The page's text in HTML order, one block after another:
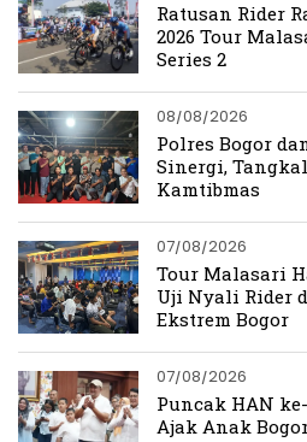
Ratusan Rider
2026 Tour
Series 2
08/08/2026
Polres Bogor
Sinergi,
Kamtibmas
07/08/2026
Tour Malasari
Uji Nyali Rider
Ekstrem Bogor
07/08/2026
Puncak HAN
Ajak Anak